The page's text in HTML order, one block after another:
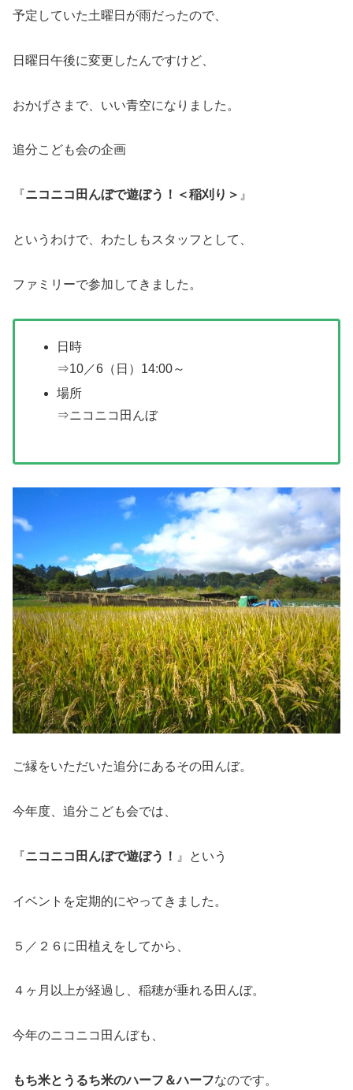
予定していた土曜日が雨だったので、
日曜日午後に変更したんですけど、
おかげさまで、いい青空になりました。
追分こども会の企画
『ニコニコ田んぼで遊ぼう！＜稲刈り＞ 』
というわけで、わたしもスタッフとして、
ファミリーで参加してきました。
日時
⇒10／6（日）14:00～
場所
⇒ニコニコ田んぼ
ご縁をいただいた追分にあるその田んぼ。
今年度、追分こども会では、
『ニコニコ田んぼで遊ぼう！ 』という
イベントを定期的にやってきました。
５／２６に田植えをしてから、
４ヶ月以上が経過し、稲穂が垂れる田んぼ。
今年のニコニコ田んぼも、
もち米とうるち米のハーフ＆ハーフなのです。